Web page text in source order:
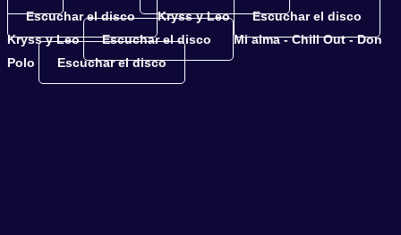
Escuchar el disco
Kryss y Leo
Escuchar el disco
Kryss y Leo
Escuchar el disco
Mi alma - Chill Out - Don
Polo
Escuchar el disco